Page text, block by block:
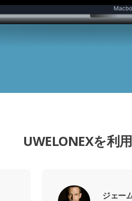
UWELONEXを利
ジェー